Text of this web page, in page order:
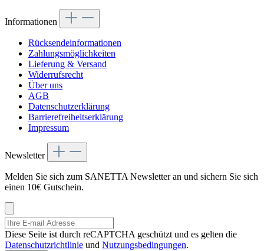
Informationen
Rücksendeinformationen
Zahlungsmöglichkeiten
Lieferung & Versand
Widerrufsrecht
Über uns
AGB
Datenschutzerklärung
Barrierefreiheitserklärung
Impressum
Newsletter
Melden Sie sich zum SANETTA Newsletter an und sichern Sie sich
einen 10€ Gutschein.
Diese Seite ist durch reCAPTCHA geschützt und es gelten die
Datenschutzrichtlinie und Nutzungsbedingungen.